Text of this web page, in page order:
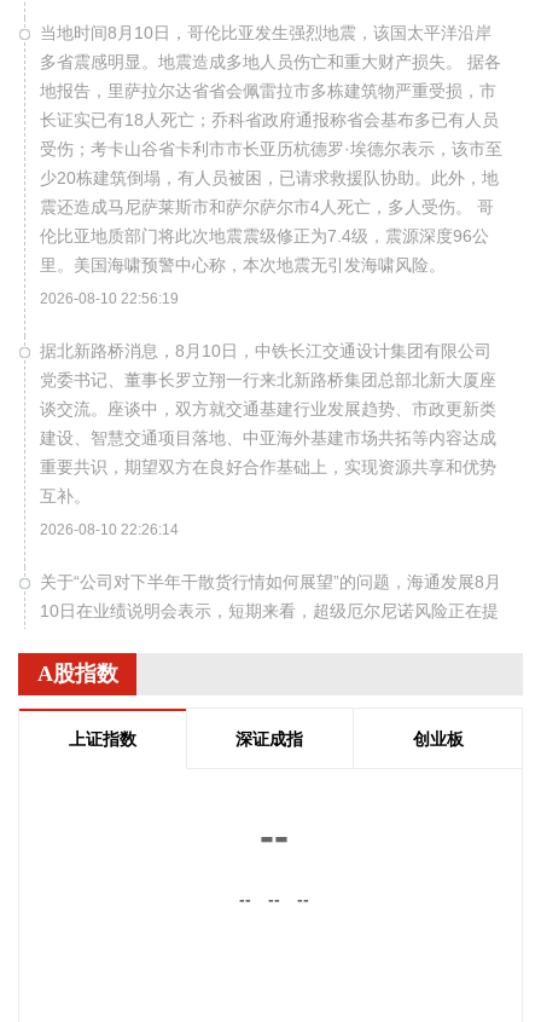
当地时间8月10日，哥伦比亚发生强烈地震，该国太平洋沿岸
多省震感明显。地震造成多地人员伤亡和重大财产损失。 据各
地报告，里萨拉尔达省省会佩雷拉市多栋建筑物严重受损，市
长证实已有18人死亡；乔科省政府通报称省会基布多已有人员
受伤；考卡山谷省卡利市市长亚历杭德罗·埃德尔表示，该市至
少20栋建筑倒塌，有人员被困，已请求救援队协助。此外，地
震还造成马尼萨莱斯市和萨尔萨尔市4人死亡，多人受伤。 哥
伦比亚地质部门将此次地震震级修正为7.4级，震源深度96公
里。美国海啸预警中心称，本次地震无引发海啸风险。
2026-08-10 22:56:19
据北新路桥消息，8月10日，中铁长江交通设计集团有限公司
党委书记、董事长罗立翔一行来北新路桥集团总部北新大厦座
谈交流。座谈中，双方就交通基建行业发展趋势、市政更新类
建设、智慧交通项目落地、中亚海外基建市场共拓等内容达成
重要共识，期望双方在良好合作基础上，实现资源共享和优势
互补。
2026-08-10 22:26:14
关于“公司对下半年干散货行情如何展望”的问题，海通发展8月
10日在业绩说明会表示，短期来看，超级厄尔尼诺风险正在提
产生影响。今年以来，中东局势推高油气价格，美国油气出口
增加导致大量油轮走巴拿马运河，而巴拿马运河日通行量有
限，目前已出现拥堵，散货船无法承担插队费只能绕行；另
A股指数
上证指数 深证成指 创业板
--
-- -- --